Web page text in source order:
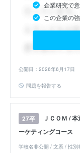
企業研究で
この企業の
公開日：2026年6月17日
問題を報告する
27卒
ＪＣＯＭ /
ーケティングコース
学校名非公開 / 文系 / 性別